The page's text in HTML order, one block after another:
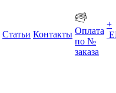
Статьи Контакты Оплата
по №
заказа
+